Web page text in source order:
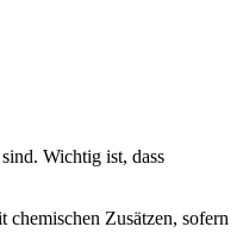
Wichtig ist, dass
Zusätzen, sofern